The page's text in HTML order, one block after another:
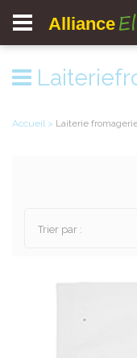
Alliance
Accueil > Laiterie
Trier par :